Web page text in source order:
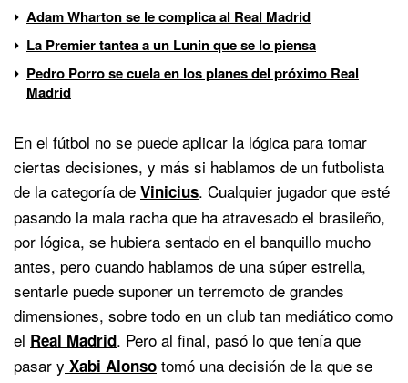
Adam Wharton se le complica al Real Madrid
La Premier tantea a un Lunin que se lo piensa
Pedro Porro se cuela en los planes del próximo Real
Madrid
En el fútbol no se puede aplicar la lógica para tomar
ciertas decisiones, y más si hablamos de un futbolista
de la categoría de Vinicius. Cualquier jugador que esté
pasando la mala racha que ha atravesado el brasileño,
por lógica, se hubiera sentado en el banquillo mucho
antes, pero cuando hablamos de una súper estrella,
sentarle puede suponer un terremoto de grandes
dimensiones, sobre todo en un club tan mediático como
el Real Madrid. Pero al final, pasó lo que tenía que
pasar y Xabi Alonso tomó una decisión de la que se